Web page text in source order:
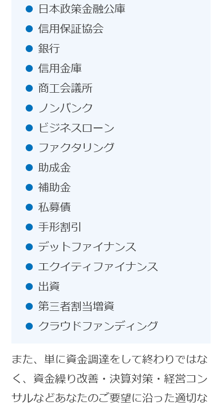
日本政策金融公庫
信用保証協会
銀行
信用金庫
商工会議所
ノンバンク
ビジネスローン
ファクタリング
助成金
補助金
私募債
手形割引
デットファイナンス
エクイティファイナンス
出資
第三者割当増資
クラウドファンディング
また、単に資金調達をして終わりではな
く、資金繰り改善・決算対策・経営コン
サルなどあなたのご要望に沿った適切な